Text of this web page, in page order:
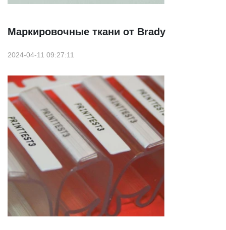
Маркировочные ткани от Brady
2024-04-11 09:27:11